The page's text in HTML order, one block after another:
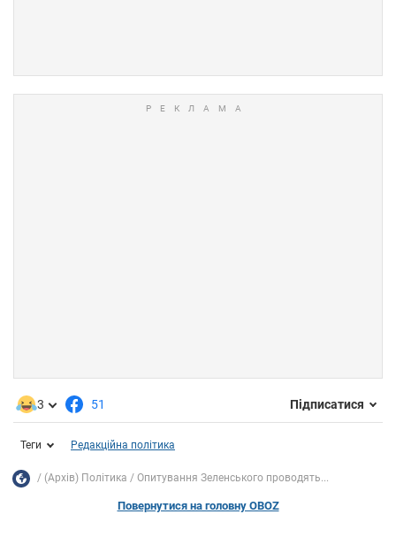
3 51 Підписатися
Теги Редакційна політика
(Архів) Політика Опитування Зеленського проводять...
Повернутися на головну OBOZ